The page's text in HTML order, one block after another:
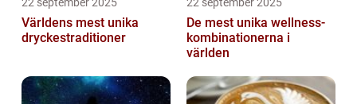
Världens mest unika
dryckestraditioner
De mest unika wellness-
kombinationerna i
världen